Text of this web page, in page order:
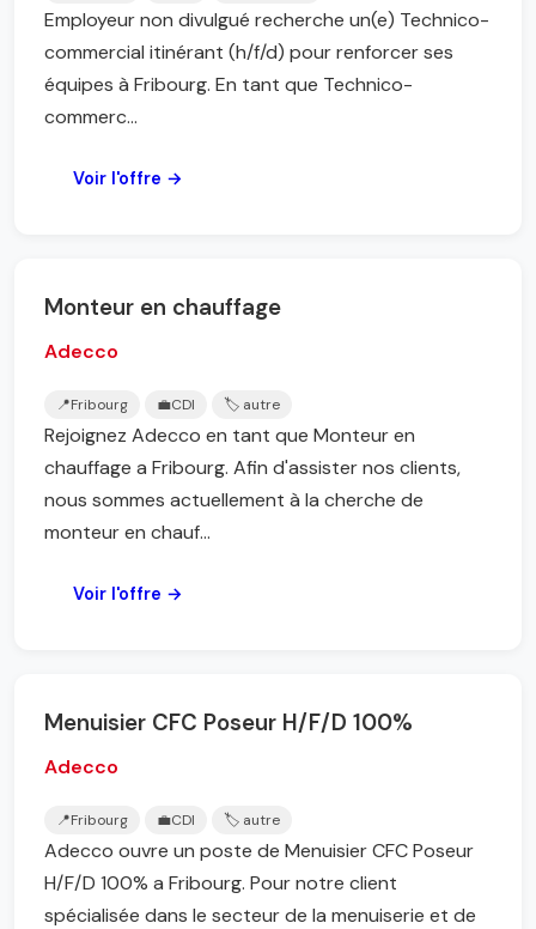
Employeur non divulgué recherche un(e) Technico-
commercial itinérant (h/f/d) pour renforcer ses
équipes à Fribourg. En tant que Technico-
commerc...
Voir l'offre →
Monteur en chauffage
Adecco
📍Fribourg 💼CDI 🏷️ autre
Rejoignez Adecco en tant que Monteur en
chauffage a Fribourg. Afin d'assister nos clients,
nous sommes actuellement à la cherche de
monteur en chauf...
Voir l'offre →
Menuisier CFC Poseur H/F/D 100%
Adecco
📍Fribourg 💼CDI 🏷️ autre
Adecco ouvre un poste de Menuisier CFC Poseur
H/F/D 100% a Fribourg. Pour notre client
spécialisée dans le secteur de la menuiserie et de